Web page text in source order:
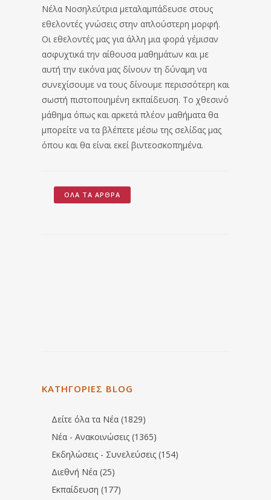
Νέλα Νοσηλεύτρια μεταλαμπάδευσε στους
εθελοντές γνώσεις στην απλούστερη μορφή.
Οι εθελοντές μας για άλλη μια φορά γέμισαν
ασφυχτικά την αίθουσα μαθημάτων και με
αυτή την εικόνα μας δίνουν τη δύναμη να
συνεχίσουμε να τους δίνουμε περισσότερη και
σωστή πιστοποιημένη εκπαίδευση. Το χθεσινό
μάθημα όπως και αρκετά πλέον μαθήματα θα
μπορείτε να τα βλέπετε μέσω της σελίδας μας
όπου και θα είναι εκεί βιντεοσκοπημένα.
ΌΛΑ ΤΑ ΆΡΘΡΑ
ΚΑΤΗΓΟΡΙΕΣ BLOG
Δείτε όλα τα Νέα (1829)
Νέα - Ανακοινώσεις (1365)
Εκδηλώσεις - Συνελεύσεις (154)
Διεθνή Νέα (25)
Εκπαίδευση (177)